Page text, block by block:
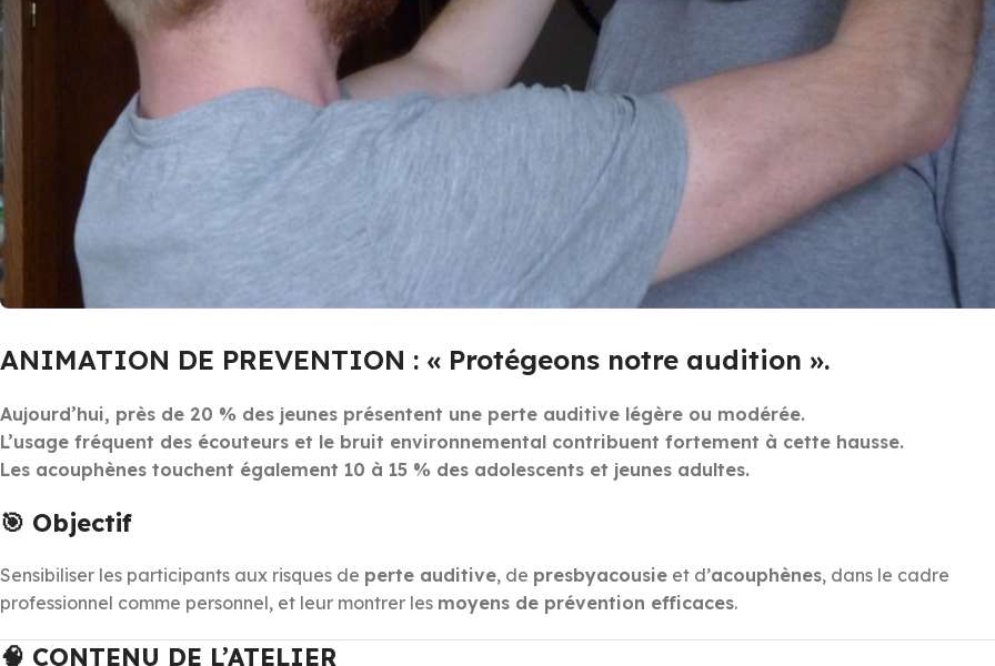
ANIMATION DE PREVENTION : « Protégeons notre audition ».
Aujourd’hui, près de 20 % des jeunes présentent une perte auditive légère ou modérée.
L’usage fréquent des écouteurs et le bruit environnemental contribuent fortement à cette hausse.
Les acouphènes touchent également 10 à 15 % des adolescents et jeunes adultes.
🎯 Objectif
Sensibiliser les participants aux risques de perte auditive, de presbyacousie et d’acouphènes, dans le cadre
professionnel comme personnel, et leur montrer les moyens de prévention efficaces.
🧠 CONTENU DE L’ATELIER